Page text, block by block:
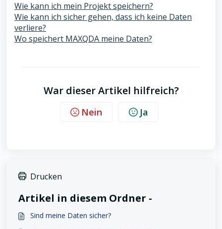
Wie kann ich mein Projekt speichern?
Wie kann ich sicher gehen, dass ich keine Daten
verliere?
Wo speichert MAXQDA meine Daten?
War dieser Artikel hilfreich?
Nein Ja
Drucken
Artikel in diesem Ordner -
Sind meine Daten sicher?